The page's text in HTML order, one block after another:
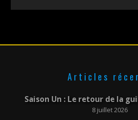
Articles
Saison Un : Le retour de la
8 juillet 2026